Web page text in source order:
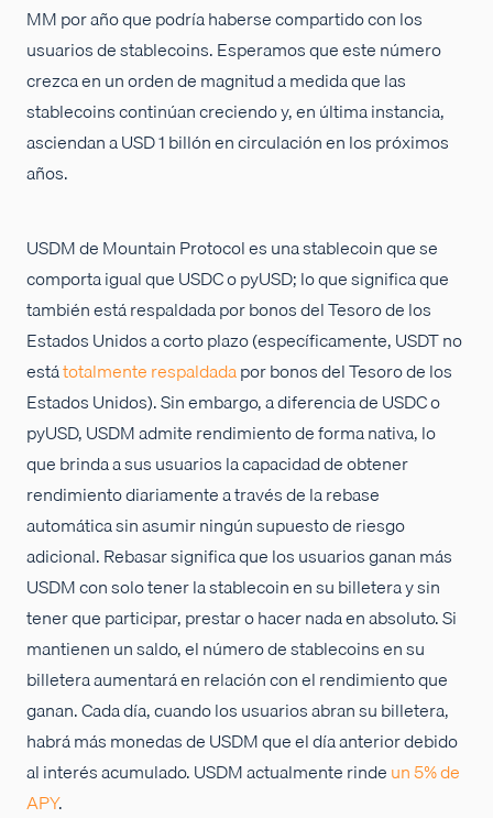
MM por año que podría haberse compartido con los
usuarios de stablecoins. Esperamos que este número
crezca en un orden de magnitud a medida que las
stablecoins continúan creciendo y, en última instancia,
asciendan a USD 1 billón en circulación en los próximos
años.
USDM de Mountain Protocol es una stablecoin que se
comporta igual que USDC o pyUSD; lo que significa que
también está respaldada por bonos del Tesoro de los
Estados Unidos a corto plazo (específicamente, USDT no
estátotalmente respaldadapor bonos del Tesoro de los
Estados Unidos). Sin embargo, a diferencia de USDC o
pyUSD, USDM admite rendimiento de forma nativa, lo
que brinda a sus usuarios la capacidad de obtener
rendimiento diariamente a través de la rebase
automática sin asumir ningún supuesto de riesgo
adicional. Rebasar significa que los usuarios ganan más
USDM con solo tener la stablecoin en su billetera y sin
tener que participar, prestar o hacer nada en absoluto. Si
mantienen un saldo, el número de stablecoins en su
billetera aumentará en relación con el rendimiento que
ganan. Cada día, cuando los usuarios abran su billetera,
habrá más monedas de USDM que el día anterior debido
al interés acumulado. USDM actualmente rindeun 5% de
APY.